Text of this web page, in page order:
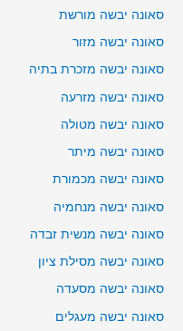
סאונה יבשה מורשת
סאונה יבשה מזור
סאונה יבשה מזכרת בתיה
סאונה יבשה מזרעה
סאונה יבשה מטולה
סאונה יבשה מיתר
סאונה יבשה מכמורת
סאונה יבשה מנחמיה
סאונה יבשה מנשית זבדה
סאונה יבשה מסילת ציון
סאונה יבשה מסעדה
סאונה יבשה מעגלים